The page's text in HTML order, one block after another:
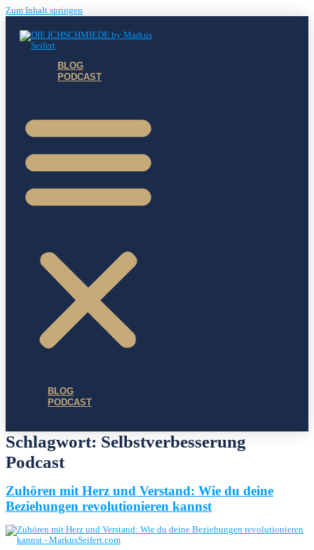
Zum Inhalt springen
BLOG
PODCAST
BLOG
PODCAST
Schlagwort: Selbstverbesserung
Podcast
Zuhören mit Herz und Verstand: Wie du deine
Beziehungen revolutionieren kannst